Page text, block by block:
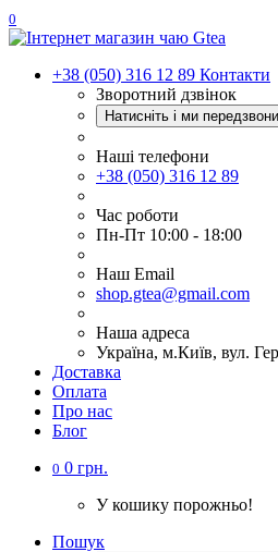
0
+38 (050) 316 12 89 Контакти
Зворотний дзвінок
Натисніть і ми
Наші телефони
+38 (050) 316 12 89
Час роботи
Пн-Пт 10:00 - 18:00
Наш Еmail
shop.gtea@gmail.com
Наша адреса
Україна, м.Київ, вул.
Доставка
Оплата
Про нас
Блог
0 0 грн.
У кошику порожньо!
Пошук